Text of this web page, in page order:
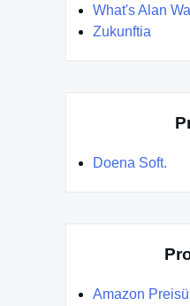
What's Alan
Zukunftia
Doena Soft.
Amazon